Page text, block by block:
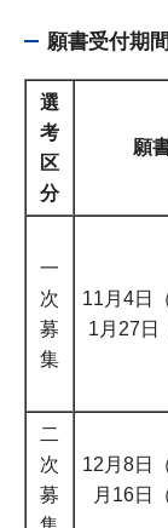
願書受付期
選
考
区
分
願
一
次
募
集
11月4日
1月27日
二
次
募
12月8日
月16日